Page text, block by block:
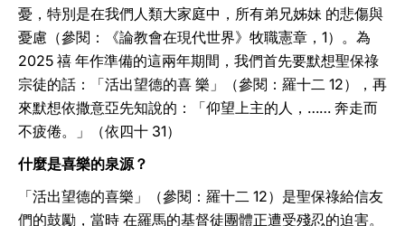
憂，特別是在我們人類大家庭中，所有弟兄姊妹 的悲傷與
憂慮（參閱：《論教會在現代世界》牧職憲章，1）。為
2025 禧 年作準備的這兩年期間，我們首先要默想聖保祿
宗徒的話：「活出望德的喜 樂」（參閱：羅十二 12），再
來默想依撒意亞先知說的：「仰望上主的人，…… 奔走而
不疲倦。」（依四十 31）
什麼是喜樂的泉源？
「活出望德的喜樂」（參閱：羅十二 12）是聖保祿給信友
們的鼓勵，當時 在羅馬的基督徒團體正遭受殘忍的迫害。